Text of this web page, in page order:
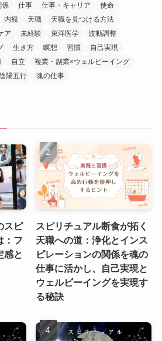
係 仕事 仕事・キャリア
使命
内観 天職
天職を見つける方法
ア 未経験 東洋医学
波動調整
生き方 瞑想 習慣
自己実現
自立
複業・副業×ウェルビーイング
陽五行 魂の仕事
スピ
：フ
感と
スピリチュアル断食が拓く
天職への道：浄化とインス
ピレーションの関係を魂の
仕事に活かし、自己実現と
ウェルビーイングを実現す
る秘訣